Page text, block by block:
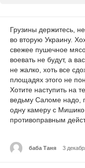
Грузины держитесь,
во вторую Украину.
свежее пушечное
воевать не будут, а
не жалко, хоть все
площадях этого не
Хотите наступить на
ведьму Саломе надо,
одну камеру с Мишико
противоправным
баба Таня 3